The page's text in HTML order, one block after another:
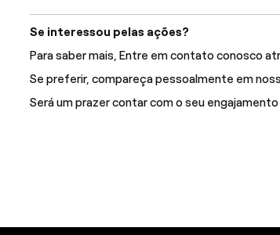
Se interessou pelas ações?
Para saber mais, Entre em contato conosco
Se preferir, compareça pessoalmente em
Será um prazer contar com o seu